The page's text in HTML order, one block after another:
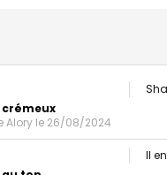
Alory le 26/08/2024
Il